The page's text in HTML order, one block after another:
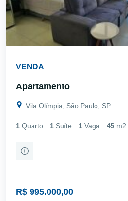
VENDA
Apartamento
Vila Olímpia, São Paulo, SP
1 Quarto 1 Suíte 1 Vaga 45 m2
R$ 995.000,00